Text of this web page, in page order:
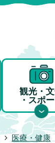
観光・
・スポ
医療・健康